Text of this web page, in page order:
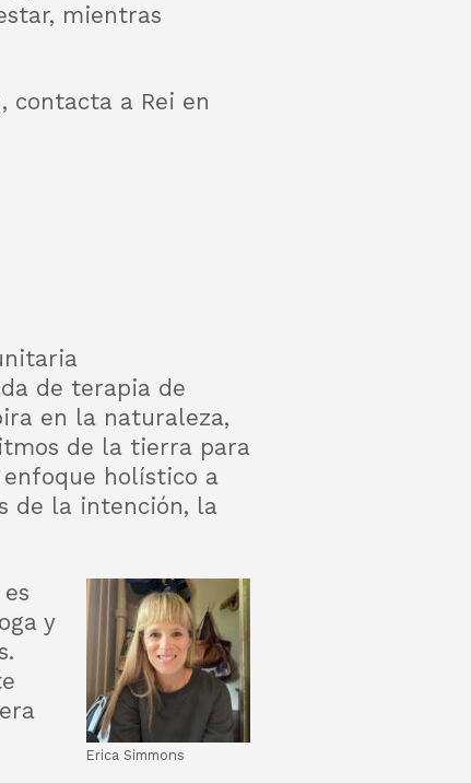
mientras
contacta a Rei en
de terapia de
en la naturaleza,
de la tierra para
holístico a
de la intención, la
Erica Simmons
y